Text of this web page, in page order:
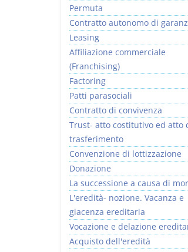
Permuta
Contratto autonomo di
Leasing
Affiliazione commerciale
(Franchising)
Factoring
Patti parasociali
Contratto di convivenza
Trust- atto costitutivo ed atto
trasferimento
Convenzione di lottizzazione
Donazione
La successione a causa di
L'eredità- nozione. Vacanza e
giacenza ereditaria
Vocazione e delazione
Acquisto dell'eredità